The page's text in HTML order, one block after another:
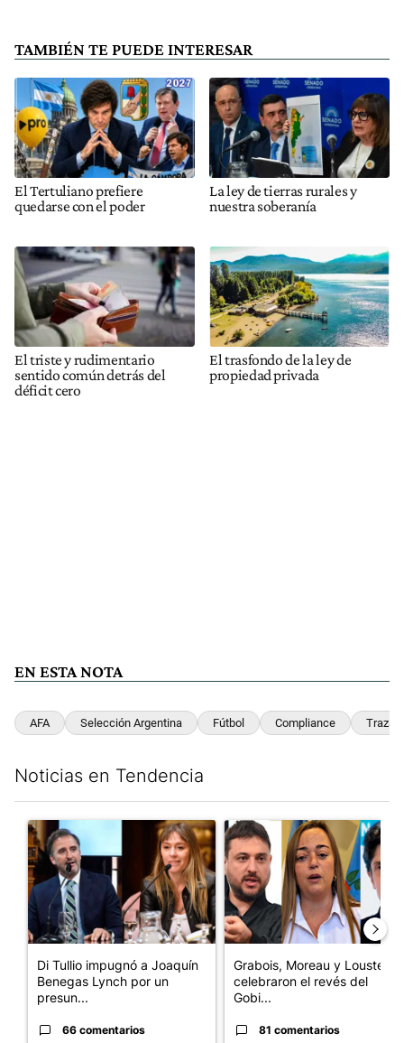
TAMBIÉN TE PUEDE INTERESAR
El Tertuliano prefiere
quedarse con el poder
La ley de tierras rurales y
nuestra soberanía
El triste y rudimentario
sentido común detrás del
déficit cero
El trasfondo de la ley de
propiedad privada
EN ESTA NOTA
AFA Selección Argentina Fútbol Compliance
Noticias en Tendencia
Un artículo de tendencia con el título "Di Tullio impugnó a
Di Tullio impugnó a Joaquín
Benegas Lynch por un
presun...
66 comentarios
Un artículo de tendencia con
Grabois, Moreau y Lousteau
celebraron el revés del
Gobi...
81 comentarios